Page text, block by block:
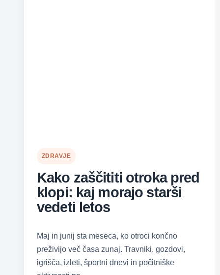
ZDRAVJE
Kako zaščititi otroka pred
klopi: kaj morajo starši
vedeti letos
Maj in junij sta meseca, ko otroci končno
preživijo več časa zunaj. Travniki, gozdovi,
igrišča, izleti, športni dnevi in počitniške